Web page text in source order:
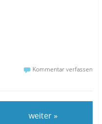
Kommentar verfassen
weiter »